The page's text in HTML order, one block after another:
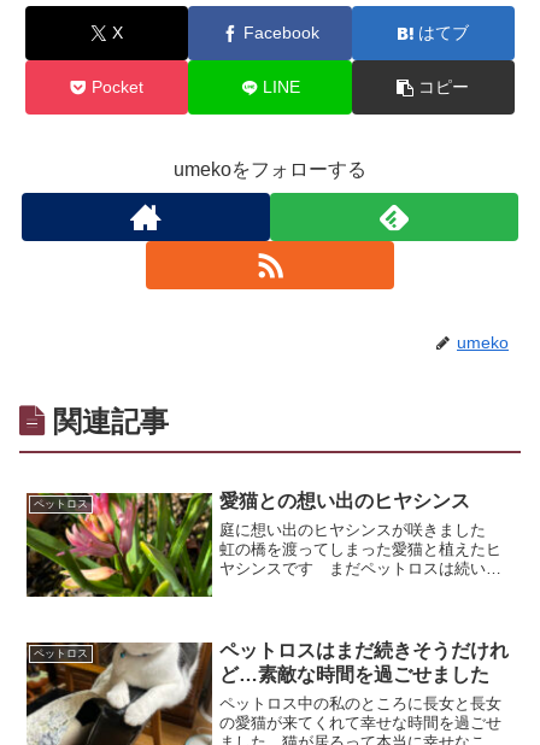
X Facebook はてブ
Pocket LINE コピー
umekoをフォローする
umeko
関連記事
ペットロス 愛猫との想い出のヒヤシンス
庭に想い出のヒヤシンスが咲きました
虹の橋を渡ってしまった愛猫と植えたヒ
ヤシンスです まだペットロスは続いて
ペットロス
ペットロスはまだ続きそうだけれ
ど…素敵な時間を過ごせました
ペットロス中の私のところに長女と長女
の愛猫が来てくれて幸せな時間を過ごせ